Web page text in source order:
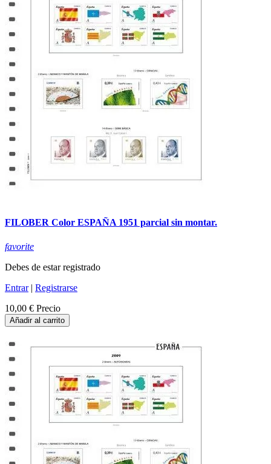
FILOBER Color ESPAÑA 1951 parcial sin montar.
favorite
Debes de estar registrado
Entrar| Registrarse
10,00 € Precio
Añadir al carrito